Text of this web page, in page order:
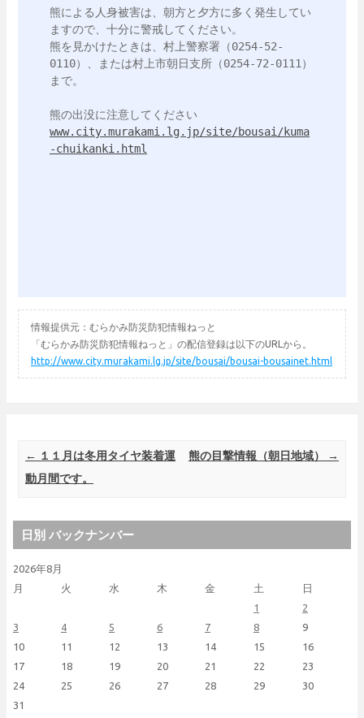
熊による人身被害は、朝方と夕方に多く発生してい
ますので、十分に警戒してください。
熊を見かけたときは、村上警察署（0254-52-
0110）、または村上市朝日支所（0254-72-0111）
まで。
www.city.murakami.lg.jp/site/bousai/kuma
-chuikanki.html
情報提供元：むらかみ防災防犯情報ねっと
「むらかみ防災防犯情報ねっと」の配信登録は以下のURLから。
http://www.city.murakami.lg.jp/site/bousai/bousai-bousainet.html
Post navigation
← １１月は冬用タイヤ装着運
動月間です。
熊の目撃情報（朝日地域） →
日別 バックナンバー
2026年8月
月
火 水 木 金 土 日
1
2
3
4 5 6 7 8
9
10
11 12 13 14 15
16
17
18 19 20 21 22
23
24
25 26 27 28 29
30
31